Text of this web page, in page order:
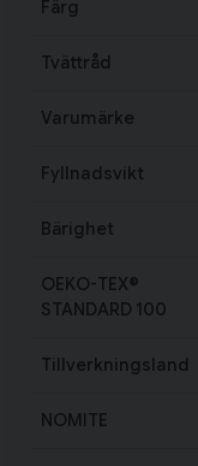
Färg
Tvättråd
Varumärke
Fyllnadsvikt
Bärighet
OEKO-TEX®
STANDARD 100
Tillverkningsland
NOMITE